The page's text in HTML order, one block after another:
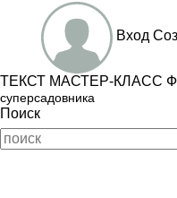
Вход
ТЕКСТ МАСТЕР-КЛАСС
суперсадовника
Поиск